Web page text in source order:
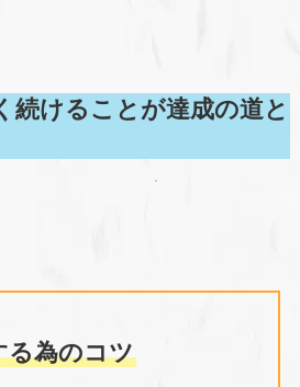
続けることが達成の道と
る為のコツ